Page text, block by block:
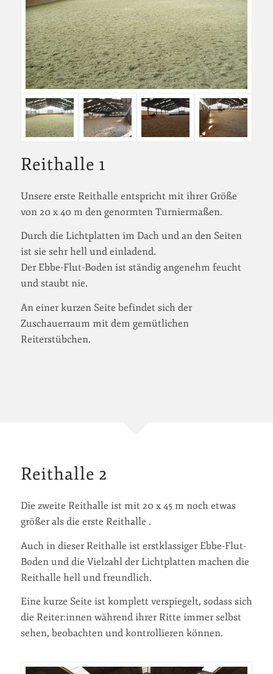
Reithalle 1
Unsere erste Reithalle entspricht mit ihrer Größe
von 20 x 40 m den genormten Turniermaßen.
Durch die Lichtplatten im Dach und an den Seiten
ist sie sehr hell und einladend.
Der Ebbe-Flut-Boden ist ständig angenehm feucht
und staubt nie.
An einer kurzen Seite befindet sich der
Zuschauerraum mit dem gemütlichen
Reiterstübchen.
Reithalle 2
Die zweite Reithalle ist mit 20 x 45 m noch etwas
größer als die erste Reithalle .
Auch in dieser Reithalle ist erstklassiger Ebbe-Flut-
Boden und die Vielzahl der Lichtplatten machen die
Reithalle hell und freundlich.
Eine kurze Seite ist komplett verspiegelt, sodass sich
die Reiter:innen während ihrer Ritte immer selbst
sehen, beobachten und kontrollieren können.